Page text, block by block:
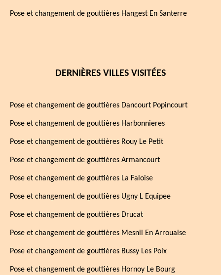
Pose et changement de gouttières Hangest En Santerre
DERNIÈRES VILLES VISITÉES
Pose et changement de gouttières Dancourt Popincourt
Pose et changement de gouttières Harbonnieres
Pose et changement de gouttières Rouy Le Petit
Pose et changement de gouttières Armancourt
Pose et changement de gouttières La Faloise
Pose et changement de gouttières Ugny L Equipee
Pose et changement de gouttières Drucat
Pose et changement de gouttières Mesnil En Arrouaise
Pose et changement de gouttières Bussy Les Poix
Pose et changement de gouttières Hornoy Le Bourg